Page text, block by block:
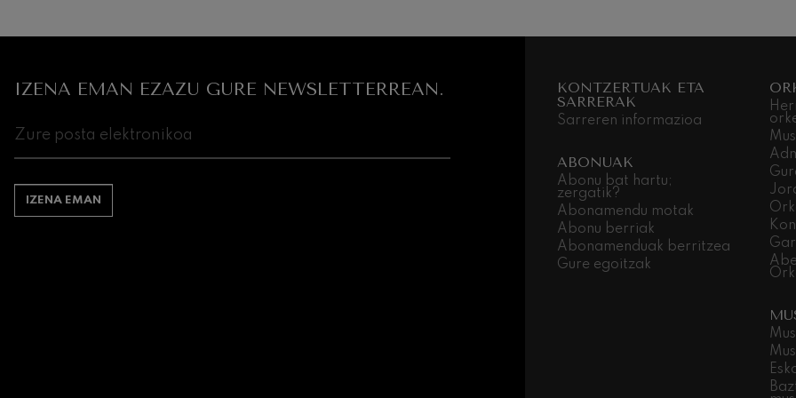
IZENA EMAN EZAZU GURE NEWSLETTERREAN.
IZENA EMAN
KONTZERTUAK ETA
SARRERAK
Sarreren informazioa
ABONUAK
Abonu bat hartu;
zergatik?
Abonamendu motak
Abonu berriak
Abonamenduak berritzea
Gure egoitzak
Gabriel Fauré: Pelléas et Mélisande
Franz Schubert: 9. Sinfonia, 'Handia'
kontzertua